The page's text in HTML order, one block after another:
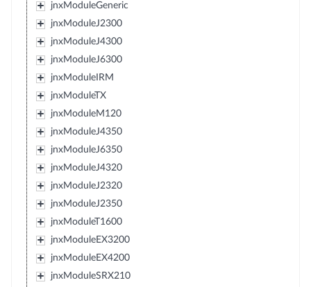
jnxModuleGeneric
jnxModuleJ2300
jnxModuleJ4300
jnxModuleJ6300
jnxModuleIRM
jnxModuleTX
jnxModuleM120
jnxModuleJ4350
jnxModuleJ6350
jnxModuleJ4320
jnxModuleJ2320
jnxModuleJ2350
jnxModuleT1600
jnxModuleEX3200
jnxModuleEX4200
jnxModuleSRX210